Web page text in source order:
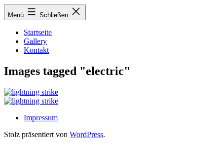
Zum
Inhalt
Menü Schließen
Startseite
Gallery
Kontakt
Images tagged "electric"
Impressum
Stolz präsentiert von WordPress.